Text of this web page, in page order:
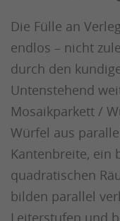
Die Fülle an
endlos – nicht
durch den
Untenstehend
Mosaikparkett /
Würfel aus
Kantenbreite, ein
quadratischen
bilden parallel
Leiterstufen und